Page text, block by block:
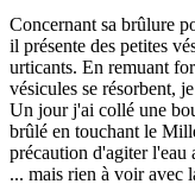
Concernant sa brûlure
il présente des petites
urticants. En remuant
vésicules se résorbent,
Un jour j'ai collé une
brûlé en touchant le
précaution d'agiter l'eau
... mais rien à voir avec